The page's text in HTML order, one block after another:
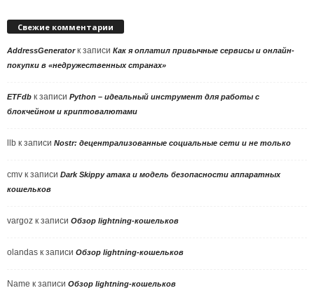
Свежие комментарии
AddressGeneratorк записи Как я оплатил привычные сервисы и онлайн-
покупки в «недружественных странах»
ETFdb к записи Python – идеальный инструмент для работы с
блокчейном и криптовалютами
llb к записи Nostr: децентрализованные социальные сети и не только
cmv к записи Dark Skippy атака и модель безопасности аппаратных
кошельков
vargoz к записи Обзор lightning-кошельков
olandas к записи Обзор lightning-кошельков
Name к записи Обзор lightning-кошельков